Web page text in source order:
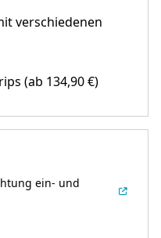
verschiedenen
(ab 134,90 €)
ein- und